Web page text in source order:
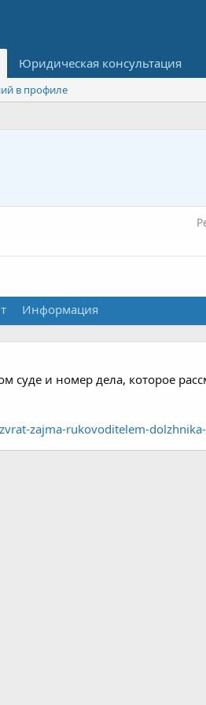
Юридическая консультация
в профиле
Информация
суде и номер дела, которое
zajma-rukovoditelem-